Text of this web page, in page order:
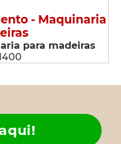
- Maquinaria
para madeiras